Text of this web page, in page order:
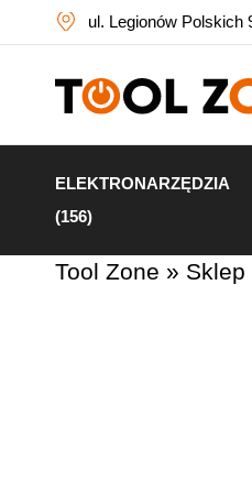
ul. Legionów Polskich
ELEKTRONARZĘDZIA
(156)
Tool Zone » Sklep